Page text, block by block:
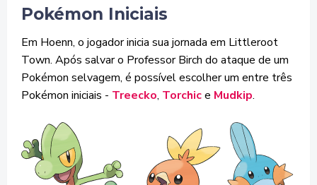
Pokémon Iniciais
Em Hoenn, o jogador inicia sua jornada em Littleroot
Town. Após salvar o Professor Birch do ataque de um
Pokémon selvagem, é possível escolher um entre três
Pokémon iniciais - Treecko, Torchice Mudkip.